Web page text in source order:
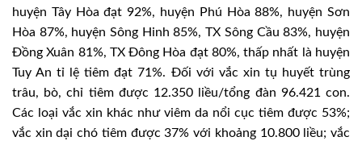
huyện Tây Hòa đạt 92%, huyện Phú Hòa 88%, huyện Sơn
Hòa 87%, huyện Sông Hinh 85%, TX Sông Cầu 83%, huyện
Đồng Xuân 81%, TX Đông Hòa đạt 80%, thấp nhất là huyện
Tuy An tỉ lệ tiêm đạt 71%. Đối với vắc xin tụ huyết trùng
trâu, bò, chỉ tiêm được 12.350 liều/tổng đàn 96.421 con.
Các loại vắc xin khác như viêm da nổi cục tiêm được 53%;
vắc xin dại chó tiêm được 37% với khoảng 10.800 liều; vắc